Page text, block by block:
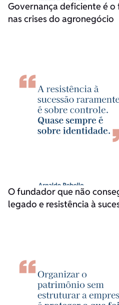
Governança deficiente é
nas crises do agronegócio
O fundador que não
legado e resistência à